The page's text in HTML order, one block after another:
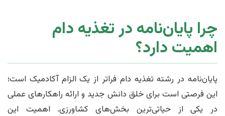
چرا پایان‌نامه در تغذیه دام
اهمیت دارد؟
پایان‌نامه در رشته تغذیه دام فراتر از یک الزام آکادمیک است؛
این فرصتی است برای خلق دانش جدید و ارائه راهکارهای عملی
در یکی از حیاتی‌ترین بخش‌های کشاورزی. اهمیت این